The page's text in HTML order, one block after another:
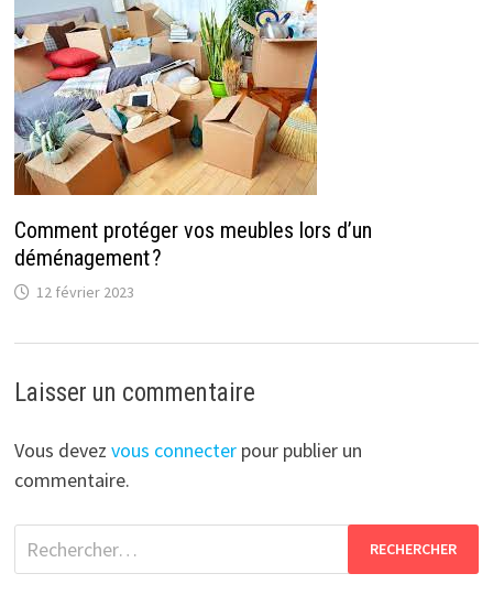
Comment protéger vos meubles lors d’un
déménagement ?
12 février 2023
Laisser un commentaire
Vous devez vous connecterpour publier un
commentaire.
Rechercher :